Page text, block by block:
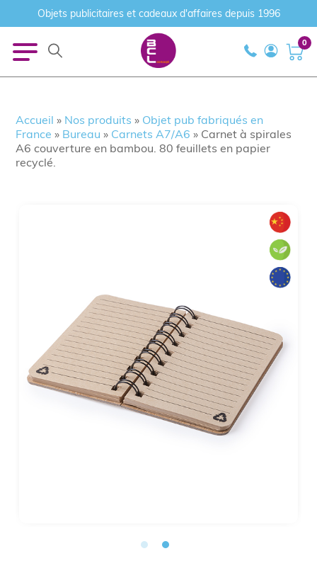
Objets publicitaires et cadeaux d'affaires depuis 1996
0
Accueil » Nos produits » Objet pub fabriqués en
France » Bureau » Carnets A7/A6 » Carnet à spirales
A6 couverture en bambou. 80 feuillets en papier
recyclé.